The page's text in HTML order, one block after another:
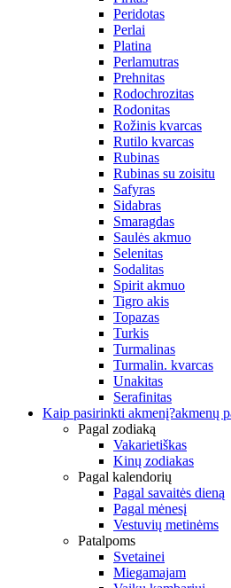
Peridotas
Perlai
Platina
Perlamutras
Prehnitas
Rodochrozitas
Rodonitas
Rožinis kvarcas
Rutilo kvarcas
Rubinas
Rubinas su zoisitu
Safyras
Sidabras
Smaragdas
Saulės akmuo
Selenitas
Sodalitas
Spirit akmuo
Tigro akis
Topazas
Turkis
Turmalinas
Turmalin. kvarcas
Unakitas
Serafinitas
Kaip pasirinkti akmenį?akmenų
Pagal zodiaką
Vakarietiškas
Kinų zodiakas
Pagal kalendorių
Pagal savaitės dieną
Pagal mėnesį
Vestuvių metinėms
Patalpoms
Svetainei
Miegamajam